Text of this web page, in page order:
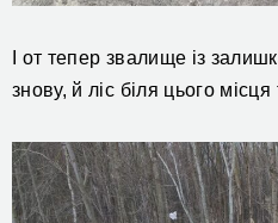
І от тепер звалище із
знову, й ліс біля цього